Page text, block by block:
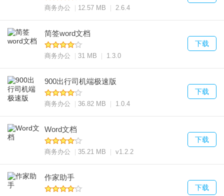
商务办公 12.57 MB 2.6.4
简签word文档
商务办公 31 MB 1.3.0
下载
900出行司机端极速版
商务办公 36.82 MB 1.0.4
下载
Word文档
商务办公 35.21 MB v1.2.2
下载
作家助手
下载